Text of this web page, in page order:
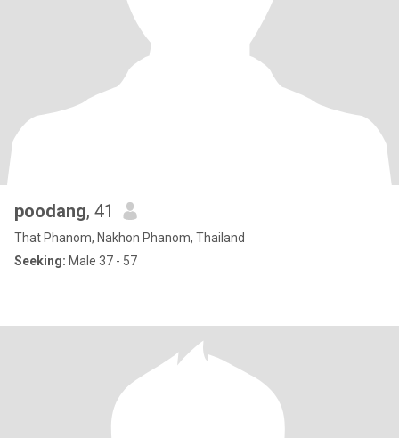
poodang, 41
That Phanom, Nakhon Phanom, Thailand
Seeking: Male 37 - 57